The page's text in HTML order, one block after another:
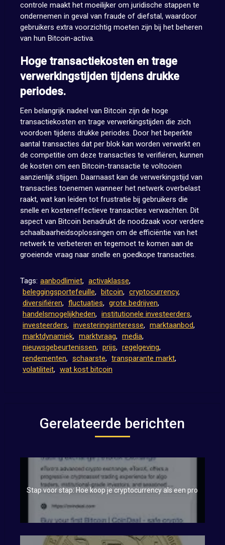
controle maakt het moeilijker om juridische stappen te
ondernemen in geval van fraude of diefstal, waardoor
gebruikers extra voorzichtig moeten zijn bij het beheren
van hun Bitcoin-activa.
Hoge transactiekosten en trage
verwerkingstijden tijdens drukke
periodes.
Een belangrijk nadeel van Bitcoin zijn de hoge
transactiekosten en trage verwerkingstijden die zich
voordoen tijdens drukke periodes. Door het beperkte
aantal transacties dat per blok kan worden verwerkt en
de competitie om deze transacties te verifiëren, kunnen
de kosten om een Bitcoin-transactie te voltooien
aanzienlijk stijgen. Daarnaast kan de verwerkingstijd van
transacties toenemen wanneer het netwerk overbelast
raakt, wat kan leiden tot frustratie bij gebruikers die
snelle en kosteneffectieve transacties verwachten. Dit
aspect van Bitcoin benadrukt de noodzaak voor verdere
schaalbaarheidsoplossingen om de efficiëntie van het
netwerk te verbeteren en tegemoet te komen aan de
groeiende vraag naar snelle en goedkope transacties.
Tags: aanbodlimiet, activaklasse,
beleggingsportefeuille, bitcoin, cryptocurrency,
diversifiëren, fluctuaties, grote bedrijven,
handelsmogelijkheden, institutionele investeerders,
investeerders, investeringsinteresse, marktaanbod,
marktdynamiek, marktvraag, media,
nieuwsgebeurtenissen, prijs, regelgeving,
rendementen, schaarste, transparante markt,
volatiliteit, wat kost bitcoin
Gerelateerde berichten
Stap voor stap: Hoe koop je cryptocurrency als een pro